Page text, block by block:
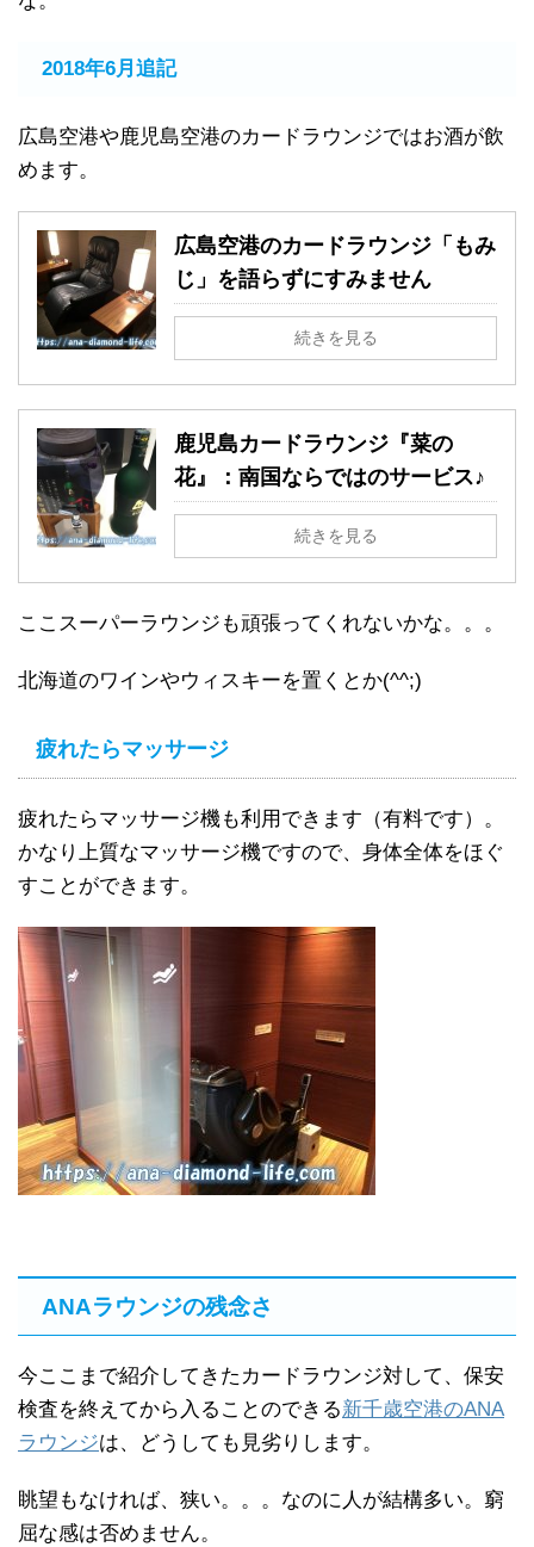
2018年6月追記
広島空港や鹿児島空港のカードラウンジではお酒が飲
めます。
広島空港のカードラウンジ「もみ
じ」を語らずにすみません
続きを見る
鹿児島カードラウンジ『菜の
花』：南国ならではのサービス♪
続きを見る
ここスーパーラウンジも頑張ってくれないかな。。。
北海道のワインやウィスキーを置くとか(^^;)
疲れたらマッサージ
疲れたらマッサージ機も利用できます（有料です）。
かなり上質なマッサージ機ですので、身体全体をほぐ
すことができます。
ANAラウンジの残念さ
今ここまで紹介してきたカードラウンジ対して、保安
検査を終えてから入ることのできる新千歳空港のANA
ラウンジは、どうしても見劣りします。
眺望もなければ、狭い。。。なのに人が結構多い。窮
屈な感は否めません。